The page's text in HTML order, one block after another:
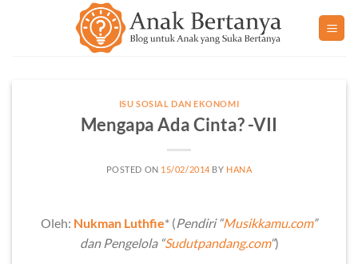
ISU SOSIAL DAN EKONOMI
Mengapa Ada Cinta? -VII
POSTED ON 15/02/2014 BY HANA
Oleh: Nukman Luthfie* (Pendiri “Musikkamu.com”
dan Pengelola “Sudutpandang.com“)